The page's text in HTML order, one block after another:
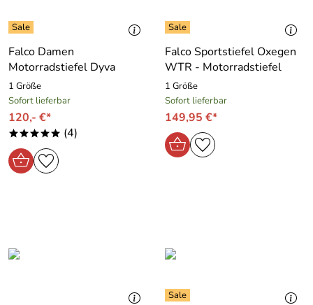
Falco Damen
Motorradstiefel Dyva
1 Größe
Sofort lieferbar
120,- €*
***** (4)
Falco Sportstiefel Oxegen
WTR - Motorradstiefel
1 Größe
Sofort lieferbar
149,95 €*